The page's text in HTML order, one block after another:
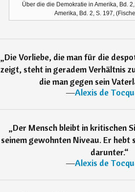
Über die die Demokratie in Amerika, Bd.
Amerika, Bd. 2, S. 197,
„Die Vorliebe, die man für die
zeigt, steht in geradem Verhältnis
die man gegen sein
―Alexis de
„Der Mensch bleibt in kritischen
seinem gewohnten Niveau. Er
darunter.“
―Alexis de